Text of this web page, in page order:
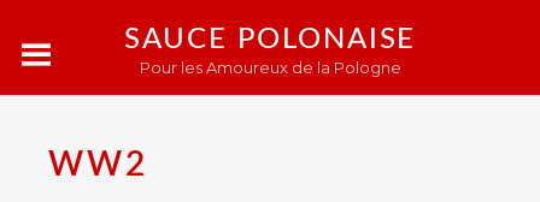
SAUCE POLONAISE
Pour les Amoureux de la Pologne
WW2